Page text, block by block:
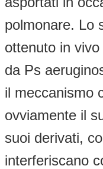
polmonare. Lo
ottenuto in
da Ps
il meccanismo
ovviamente il
suoi derivati,
interferiscano